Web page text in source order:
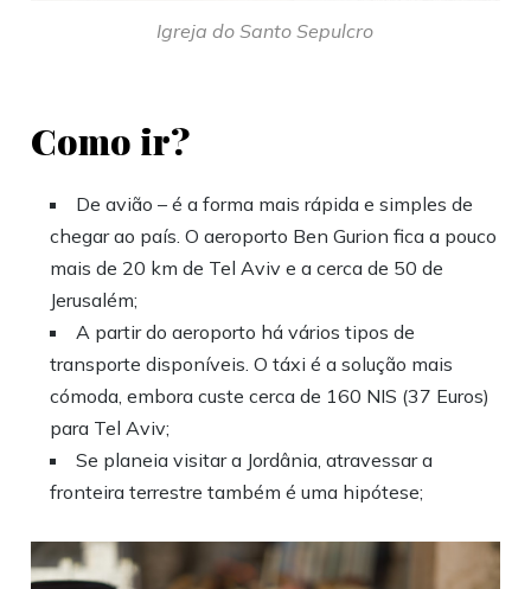
Igreja do Santo Sepulcro
Como ir?
De avião – é a forma mais rápida e simples de
chegar ao país. O aeroporto Ben Gurion fica a pouco
mais de 20 km de Tel Aviv e a cerca de 50 de
Jerusalém;
A partir do aeroporto há vários tipos de
transporte disponíveis. O táxi é a solução mais
cómoda, embora custe cerca de 160 NIS (37 Euros)
para Tel Aviv;
Se planeia visitar a Jordânia, atravessar a
fronteira terrestre também é uma hipótese;